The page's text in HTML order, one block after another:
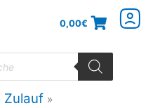
0,00€
Zulauf